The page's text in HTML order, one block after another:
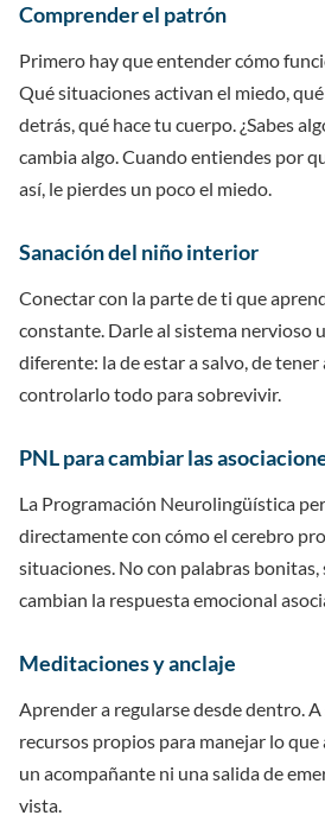
Comprender el patrón
Primero hay que entender cómo
Qué situaciones activan el miedo,
detrás, qué hace tu cuerpo. ¿Sabes
cambia algo. Cuando entiendes por
así, le pierdes un poco el miedo.
Sanación del niño interior
Conectar con la parte de ti que
constante. Darle al sistema nervioso
diferente: la de estar a salvo, de
controlarlo todo para sobrevivir.
PNL para cambiar las
La Programación Neurolingüística
directamente con cómo el cerebro
situaciones. No con palabras bonitas,
cambian la respuesta emocional
Meditaciones y anclaje
Aprender a regularse desde dentro.
recursos propios para manejar lo que
un acompañante ni una salida de
vista.